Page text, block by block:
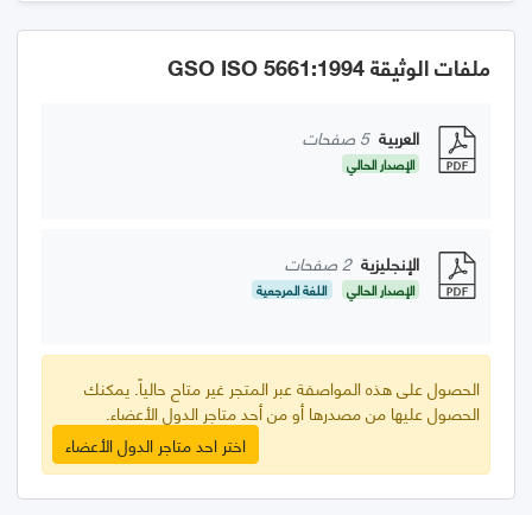
ملفات الوثيقة GSO ISO 5661:1994
العربية 5 صفحات
الإصدار الحالي
الإنجليزية 2 صفحات
الإصدار الحالي اللغة المرجعية
الحصول على هذه المواصفة عبر المتجر غير متاح حالياً. يمكنك
الحصول عليها من مصدرها أو من أحد متاجر الدول الأعضاء.
اختر احد متاجر الدول الأعضاء